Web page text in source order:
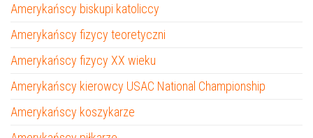
Amerykańscy biskupi katoliccy
Amerykańscy fizycy teoretyczni
Amerykańscy fizycy XX wieku
Amerykańscy kierowcy USAC National Championship
Amerykańscy koszykarze